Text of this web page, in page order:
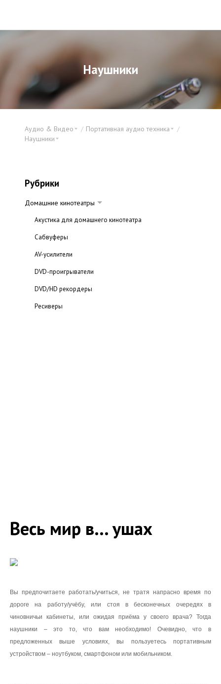
Наушники
Аудио & Видео
Портативная аудио техника
Наушники
Рубрики
Домашние кинотеатры
Акустика для домашнего кинотеатра
Сабвуферы
AV-усилители
DVD-проигрыватели
DVD/HD рекордеры
Ресиверы
Каталог портативной аудио техники
техники
Кронштейны для AV - техники
Каталог аксессуаров к hi-fi
Весь мир в... ушах
Вы предпочитаете работать/учиться, не тратя напрасно время по
дороге на работу/учёбу, или стоя в бесконечных очередях в
чиновничьи кабинеты, или ожидая приёма у своего врача? Тогда
наушники – это то, что вам необходимо! Очевидно, что в
предложенных выше условиях, вы пользуетесь портативным
устройством – ноутбуком, смартфоном или мобильником.